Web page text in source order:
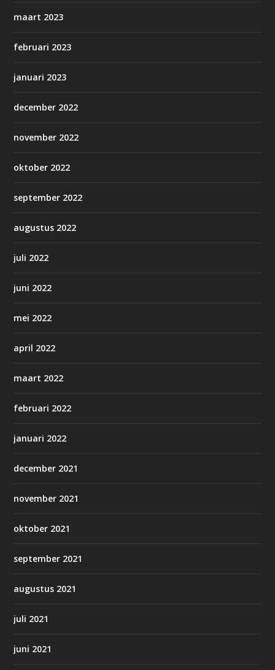
maart 2023
februari 2023
januari 2023
december 2022
november 2022
oktober 2022
september 2022
augustus 2022
juli 2022
juni 2022
mei 2022
april 2022
maart 2022
februari 2022
januari 2022
december 2021
november 2021
oktober 2021
september 2021
augustus 2021
juli 2021
juni 2021